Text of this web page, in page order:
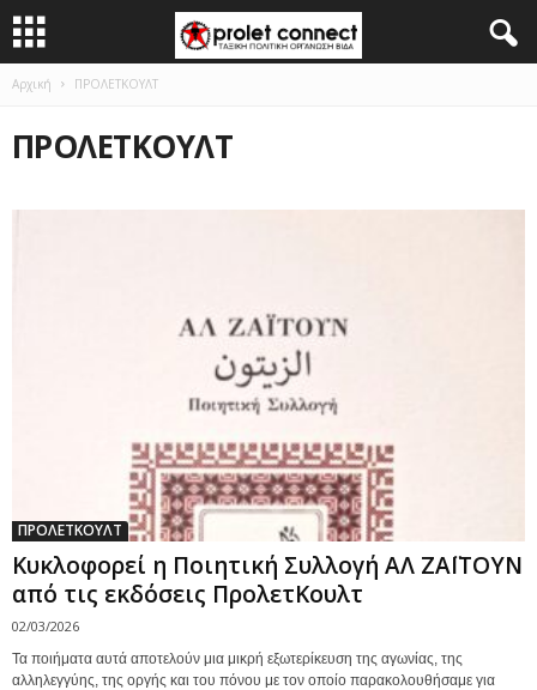
Αρχική ΠΡΟΛΕΤΚΟΥΛΤ
ΠΡΟΛΕΤΚΟΥΛΤ
ΠΡΟΛΕΤΚΟΥΛΤ
Κυκλοφορεί η Ποιητική Συλλογή ΑΛ ΖΑΪΤΟΥΝ
από τις εκδόσεις ΠρολετΚουλτ
02/03/2026
Τα ποιήματα αυτά αποτελούν μια μικρή εξωτερίκευση της αγωνίας, της
αλληλεγγύης, της οργής και του πόνου με τον οποίο παρακολουθήσαμε για